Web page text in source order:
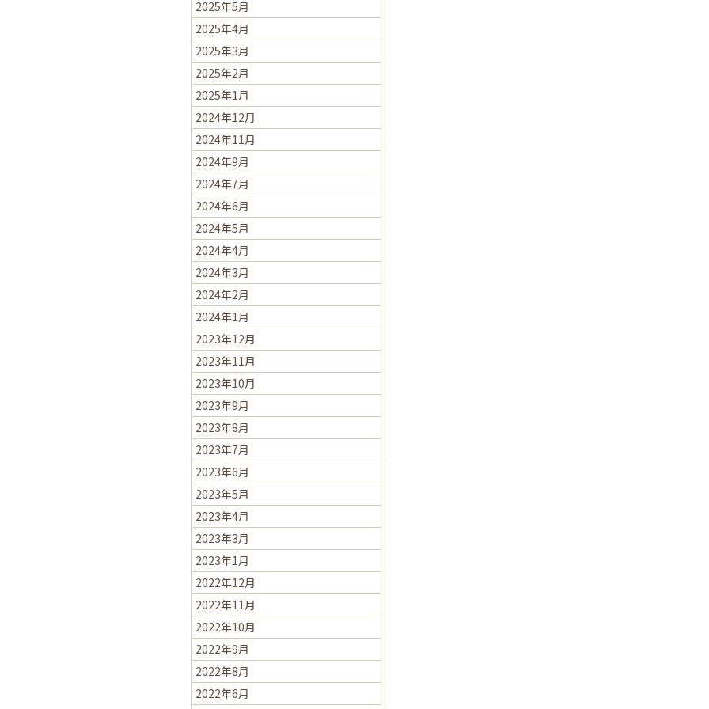
2025年5月
2025年4月
2025年3月
2025年2月
2025年1月
2024年12月
2024年11月
2024年9月
2024年7月
2024年6月
2024年5月
2024年4月
2024年3月
2024年2月
2024年1月
2023年12月
2023年11月
2023年10月
2023年9月
2023年8月
2023年7月
2023年6月
2023年5月
2023年4月
2023年3月
2023年1月
2022年12月
2022年11月
2022年10月
2022年9月
2022年8月
2022年6月